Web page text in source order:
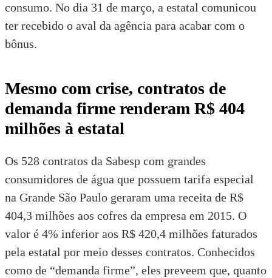
consumo. No dia 31 de março, a estatal comunicou
ter recebido o aval da agência para acabar com o
bônus.
Mesmo com crise, contratos de
demanda firme renderam R$ 404
milhões à estatal
Os 528 contratos da Sabesp com grandes
consumidores de água que possuem tarifa especial
na Grande São Paulo geraram uma receita de R$
404,3 milhões aos cofres da empresa em 2015. O
valor é 4% inferior aos R$ 420,4 milhões faturados
pela estatal por meio desses contratos. Conhecidos
como de “demanda firme”, eles preveem que, quanto